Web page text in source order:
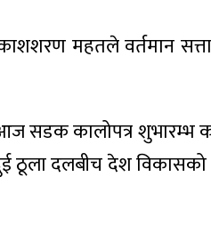
महतले वर्तमान
सडक कालोपत्र शुभारम्भ
ठूला दलबीच देश